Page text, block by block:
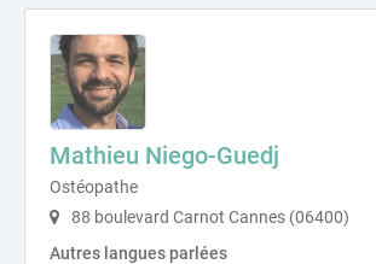
Mathieu Niego-Guedj
Ostéopathe
88 boulevard Carnot Cannes (06400)
Autres langues parlées